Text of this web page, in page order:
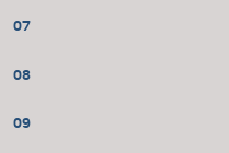
07
08
09